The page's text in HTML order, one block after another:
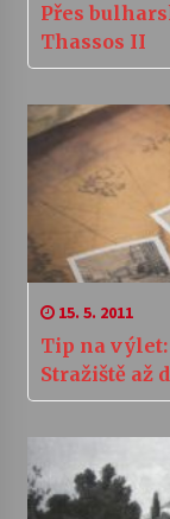
Přes
Thassos II
15. 5. 2011
Tip na výlet:
Stražiště až